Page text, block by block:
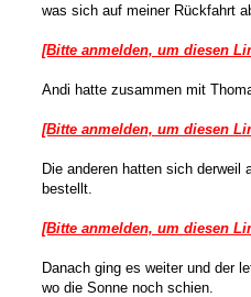
was sich auf meiner Rückfahrt
[Bitte anmelden, um diesen
Andi hatte zusammen mit
[Bitte anmelden, um diesen
Die anderen hatten sich derweil
bestellt.
[Bitte anmelden, um diesen
Danach ging es weiter und der
wo die Sonne noch schien.